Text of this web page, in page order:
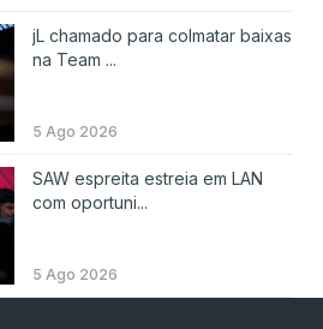
jL chamado para colmatar baixas
na Team ...
5 Ago 2026
SAW espreita estreia em LAN
com oportuni...
5 Ago 2026